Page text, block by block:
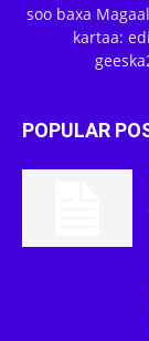
soo baxa
kartaa:
POPULAR